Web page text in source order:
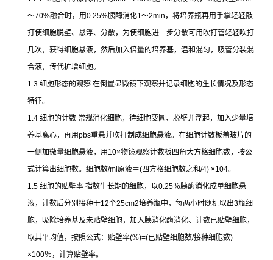
～70%融合时，用0.25%胰酶消化1～2min ，将培养瓶再用手掌轻轻敲
打使细胞脱壁、悬浮、分散，为使细胞进一步分散可用吹打管轻轻吹打
几次，获得细胞悬液，然后加入倍量的培养基，温和混匀，吸管分装混
合液，传代扩增细胞。
1.3 细胞形态的观察 在倒置显微镜下观察并记录细胞的生长情况及形态
特征。
1.4 细胞的计数 常规消化细胞，待细胞变圆、脱壁并浮起，加入少量培
养基离心，再用pbs重悬并吹打制成细胞悬液。在细胞计数板盖玻片的
一侧加微量细胞悬液，用 10×物镜观察计数板四角大方格细胞数，按公
式计算出细胞数。细胞数/ml 原液＝(四方格细胞数之和/4) ×104。
1.5 细胞的贴壁率 指数生长期的细胞，以0.25％胰酶消化成单细胞悬
液，计数后分别接种于12个25cm2培养瓶中，每两小时随机取出3瓶细
胞，吸除培养基及未贴壁细胞，加入胰消化酶消化、计数已贴壁细胞，
取其平均值，按照公式：贴壁率(%)=(已贴壁细胞数/接种细胞数)
×100％，计算贴壁率。